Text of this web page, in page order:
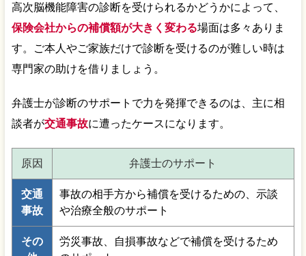
高次脳機能障害の診断を受けられるかどうかによって、
保険会社からの補償額が大きく変わる場面は多々ありま
す。ご本人やご家族だけで診断を受けるのが難しい時は
専門家の助けを借りましょう。
弁護士が診断のサポートで力を発揮できるのは、主に相
談者が交通事故に遭ったケースになります。
原因 弁護士のサポート
交通
事故
事故の相手方から補償を受けるための、示談
や治療全般のサポート
その
労災事故、自損事故などで補償を受けるため